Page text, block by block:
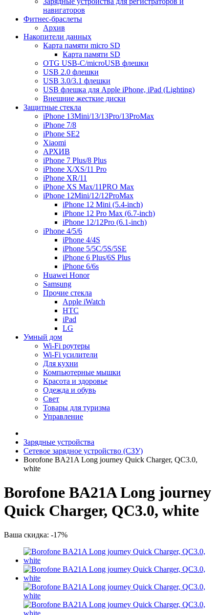
навигаторов
Фитнес-браслеты
Архив
Накопители данных
Карта памяти micro SD
Карта памяти SD
OTG USB-C/microUSB флешки
USB 2.0 флешки
USB 3.0/3.1 флешки
USB флешка для Apple iPhone, iPad (Lighting)
Внешние жесткие диски
Защитные стекла
iPhone 13Mini/13/13Pro/13ProMax
iPhone 7/8
iPhone SE2
Xiaomi
АРХИВ
iPhone 7 Plus/8 Plus
iPhone X/XS/11 Pro
iPhone XR/11
iPhone XS Max/11PRO Max
iPhone 12Mini/12/12ProMax
iPhone 12 Mini (5.4-inch)
iPhone 12 Pro Max (6.7-inch)
iPhone 12/12Pro (6.1-inch)
iPhone 4/5/6
iPhone 4/4S
iPhone 5/5C/5S/5SE
iPhone 6 Plus/6S Plus
iPhone 6/6s
Huawei Honor
Samsung
Прочие стекла
Apple iWatch
HTC
iPad
LG
Умный дом
Wi-Fi роутеры
Wi-Fi усилители
Для кухни
Компьютерные мышки
Красота и здоровье
Одежда и обувь
Свет
Товары для туризма
Управление
Зарядные устройства
Сетевое зарядное устройство (СЗУ)
Borofone BA21A Long journey Quick Charger, QC3.0,
white
Borofone BA21A Long journey
Quick Charger, QC3.0, white
Ваша скидка: -17%